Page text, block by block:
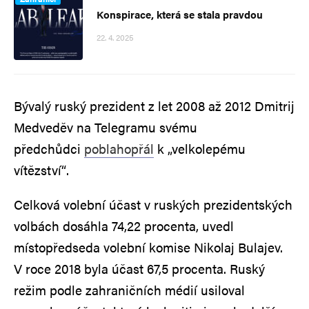
Konspirace, která se stala pravdou
22. 4. 2025
Bývalý ruský prezident z let 2008 až 2012 Dmitrij
Medveděv na Telegramu svému
předchůdci poblahopřál k „velkolepému
vítězství“.
Celková volební účast v ruských prezidentských
volbách dosáhla 74,22 procenta, uvedl
místopředseda volební komise Nikolaj Bulajev.
V roce 2018 byla účast 67,5 procenta. Ruský
režim podle zahraničních médií usiloval